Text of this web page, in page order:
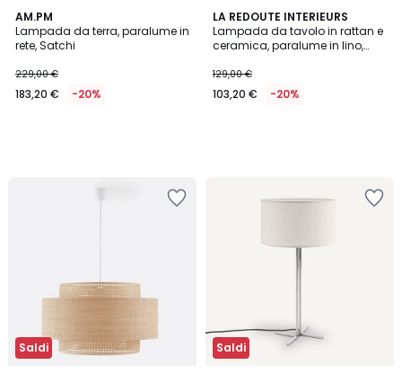
AM.PM
Lampada da terra, paralume in
rete, Satchi
229,00 €
183,20 € -20%
LA REDOUTE INTERIEURS
Lampada da tavolo in rattan e
ceramica, paralume in lino,
129,00 €
103,20 € -20%
Saldi Saldi